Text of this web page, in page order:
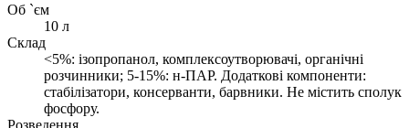
Об `єм
10 л
Склад
<5%: ізопропанол, комплексоутворювачі, органічні
розчинники; 5-15%: н-ПАР. Додаткові компоненти:
стабілізатори, консерванти, барвники. Не містить сполук
фосфору.
Розведення